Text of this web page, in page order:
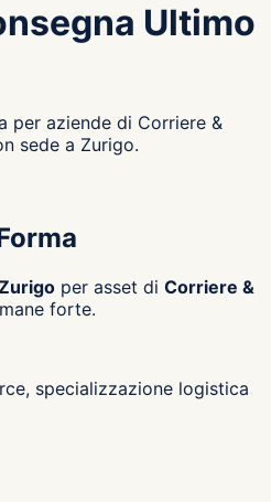
Ultimo
per aziende di Corriere &
sede a Zurigo.
per asset di Corriere &
forte.
specializzazione logistica